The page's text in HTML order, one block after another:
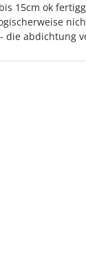
15cm ok
die abdichtung